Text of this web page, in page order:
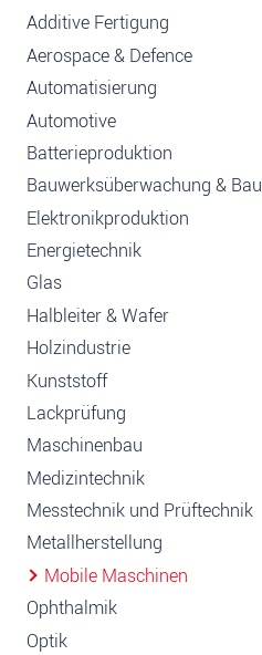
Additive Fertigung
Aerospace & Defence
Automatisierung
Automotive
Batterieproduktion
Bauwerksüberwachung &
Elektronikproduktion
Energietechnik
Glas
Halbleiter & Wafer
Holzindustrie
Kunststoff
Lackprüfung
Maschinenbau
Medizintechnik
Messtechnik und Prüftechnik
Metallherstellung
Mobile Maschinen
Ophthalmik
Optik